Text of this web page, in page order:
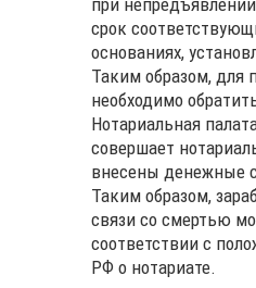
срок
основаниях,
Таким образом, для
необходимо
Нотариальная
совершает
внесены денежные
Таким образом,
связи со смертью
соответствии с
РФ о нотариате.